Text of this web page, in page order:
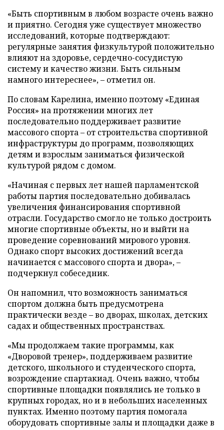
«Быть спортивным в любом возрасте очень важно
и приятно. Сегодня уже существует множество
исследований, которые подтверждают:
регулярные занятия физкультурой положительно
влияют на здоровье, сердечно-сосудистую
систему и качество жизни. Быть сильным
намного интереснее», – отметил он.
По словам Карелина, именно поэтому «Единая
Россия» на протяжении многих лет
последовательно поддерживает развитие
массового спорта – от строительства спортивной
инфраструктуры до программ, позволяющих
детям и взрослым заниматься физической
культурой рядом с домом.
«Начиная с первых лет нашей парламентской
работы партия последовательно добивалась
увеличения финансирования спортивной
отрасли. Государство смогло не только достроить
многие спортивные объекты, но и выйти на
проведение соревнований мирового уровня.
Однако спорт высоких достижений всегда
начинается с массового спорта и двора», –
подчеркнул собеседник.
Он напомнил, что возможность заниматься
спортом должна быть предусмотрена
практически везде – во дворах, школах, детских
садах и общественных пространствах.
«Мы продолжаем такие программы, как
«Дворовой тренер», поддерживаем развитие
детского, школьного и студенческого спорта,
возрождение спартакиад. Очень важно, чтобы
спортивные площадки появлялись не только в
крупных городах, но и в небольших населенных
пунктах. Именно поэтому партия помогала
оборудовать спортивные залы и площадки даже в